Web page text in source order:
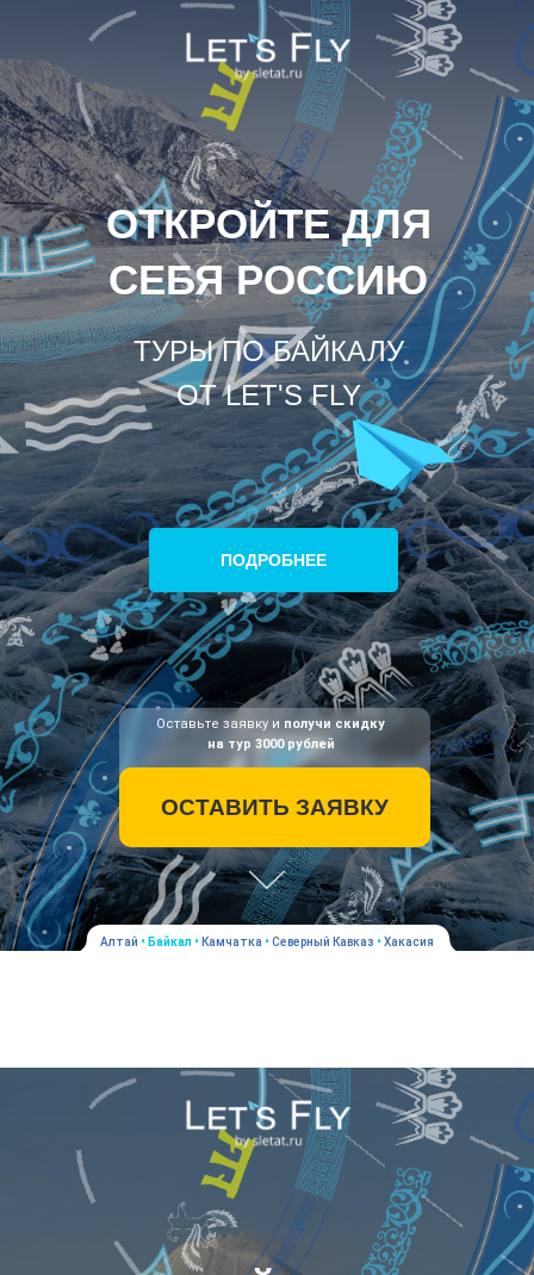
Алтай • Байкал • Камчатка •Северный Кавказ •Хакасия
ПОДРОБНЕЕ
ОТКРОЙТЕ ДЛЯ
СЕБЯ РОССИЮ
ТУРЫ ПО БАЙКАЛУ
ОТ LET'S FLY
Оставьте заявку и получи скидку
на тур 3000 рублей
ОСТАВИТЬ ЗАЯВКУ